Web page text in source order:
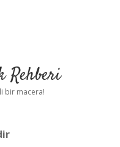
Rehberi
bir macera!